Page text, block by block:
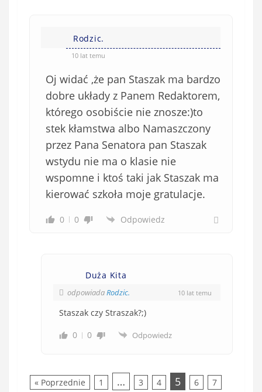
Rodzic.
10 lat temu
Oj widać ,że pan Staszak ma bardzo
dobre układy z Panem Redaktorem,
którego osobiście nie znosze:)to
stek kłamstwa albo Namaszczony
przez Pana Senatora pan Staszak
wstydu nie ma o klasie nie
wspomne i ktoś taki jak Staszak ma
kierować szkoła moje gratulacje.
0 0 Odpowiedz
Duża Kita
odpowiadaRodzic. 10 lat temu
Staszak czy Straszak?;)
0
0 Odpowiedz
« Poprzednie 1 … 3 4 5 6 7